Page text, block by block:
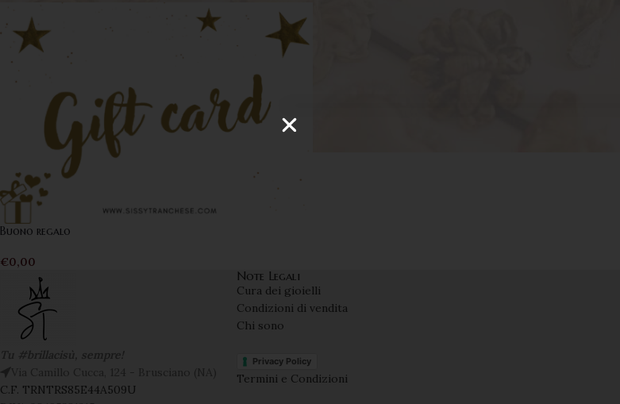
Buono regalo
€0,00
C.F. TRNTRS85E44A509U
Note Legali
Cura dei gioielli
Condizioni di vendita
Chi sono
Privacy Policy
Termini e Condizioni